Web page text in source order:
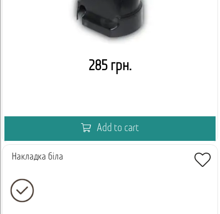
285 грн.
Add to cart
Накладка біла